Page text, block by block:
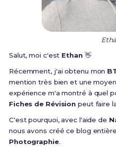
Salut, moi c'est Ethan👋
Récemment, j'ai obtenu mon
mention très bien et une
expérience m'a montré à quel
Fiches de Révision peut faire
C'est pourquoi, avec l'aide de
nous avons créé ce blog
Photographie.